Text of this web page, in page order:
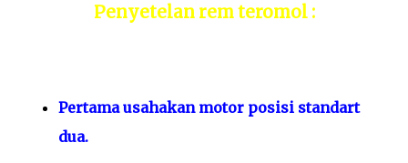
Penyetelan rem teromol :
Pertama usahakan motor posisi standart
dua.